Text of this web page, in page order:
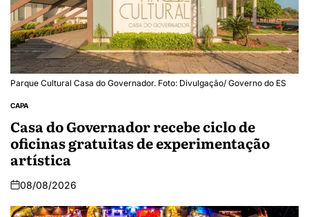
Parque Cultural Casa do Governador. Foto: Divulgação/ Governo do ES
CAPA
Casa do Governador recebe ciclo de
oficinas gratuitas de experimentação
artística
08/08/2026